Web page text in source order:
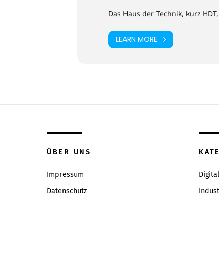
Das Haus der Technik, kurz
LEARN MORE
ÜBER UNS
Impressum
Datenschutz